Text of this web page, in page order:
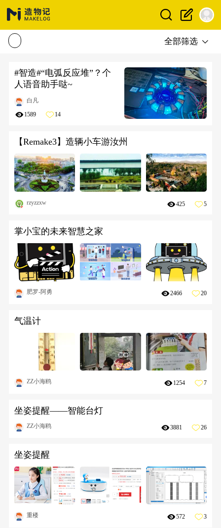
全部筛选
#智造#“电弧反应堆”？个
人语音助手哒~
白凡
1589 14
【Remake3】造辆小车游汝州
rzyzzxw 425 5
掌小宝的未来智慧之家
肥罗-阿勇 2466 20
气温计
ZZ小海鸥 1254 7
坐姿提醒——智能台灯
ZZ小海鸥 3881 26
坐姿提醒
重楼 572 3